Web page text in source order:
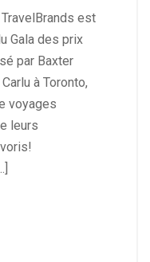
est
Gala des prix
par Baxter
à Toronto,
voyages
leurs